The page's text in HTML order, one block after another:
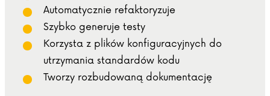
Automatycznie refaktoryzuje
Szybko generuje testy
Korzysta z plików konfiguracyjnych do
utrzymania standardów kodu
Tworzy rozbudowaną dokumentację